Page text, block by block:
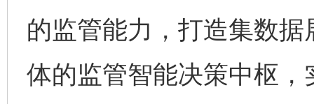
的监管能力，打造集数
体的监管智能决策中枢